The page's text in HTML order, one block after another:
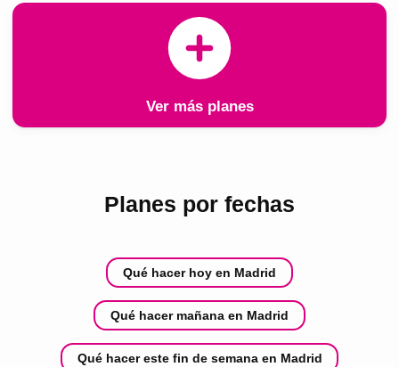
Ver más planes
Planes por fechas
Qué hacer hoy en Madrid
Qué hacer mañana en Madrid
Qué hacer este fin de semana en Madrid